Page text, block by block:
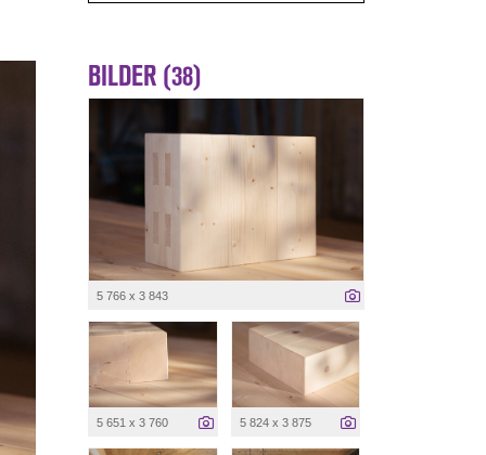
BILDER (38)
5 766 x 3 843
5 651 x 3 760 5 824 x 3 875